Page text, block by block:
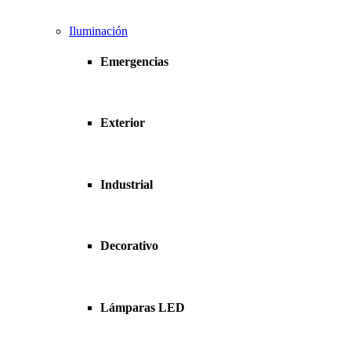
Iluminación
Emergencias
Exterior
Industrial
Decorativo
Lámparas LED